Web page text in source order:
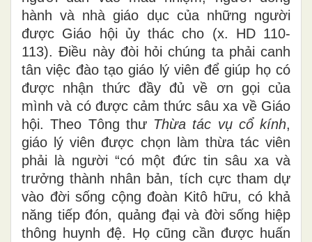
hành và nhà giáo dục của những người
được Giáo hội ủy thác cho (x. HD 110-
113). Điều này đòi hỏi chúng ta phải canh
tân việc đào tạo giáo lý viên để giúp họ có
được nhận thức đầy đủ về ơn gọi của
mình và có được cảm thức sâu xa về Giáo
hội. Theo Tông thư Thừa tác vụ cổ kính,
giáo lý viên được chọn làm thừa tác viên
phải là người “có một đức tin sâu xa và
trưởng thành nhân bản, tích cực tham dự
vào đời sống cộng đoàn Kitô hữu, có khả
năng tiếp đón, quảng đại và đời sống hiệp
thông huynh đệ. Họ cũng cần được huấn